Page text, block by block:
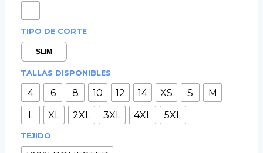
TIPO DE CORTE
SLIM
TALLAS DISPONIBLES
4 6 8 10 12 14 XS S
M
L
XL 2XL 3XL 4XL 5XL
TEJIDO